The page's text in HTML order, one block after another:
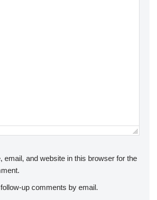
email, and website in this browser for the
up comments by email.